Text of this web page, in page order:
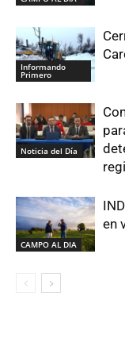
Informando
Primero
Noticia del Día
CAMPO AL DIA
en